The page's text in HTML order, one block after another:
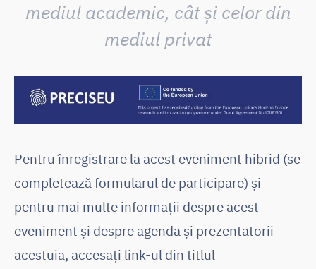
mediul academic, cât și celor din
mediul privat
Pentru înregistrare la acest eveniment hibrid (se
completează formularul de participare) și
pentru mai multe informații despre acest
eveniment și despre agenda și prezentatorii
acestuia, accesați link-ul din titlul